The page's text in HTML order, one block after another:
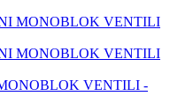
MONOBLOK VENTILI
MONOBLOK VENTILI
VENTILI -